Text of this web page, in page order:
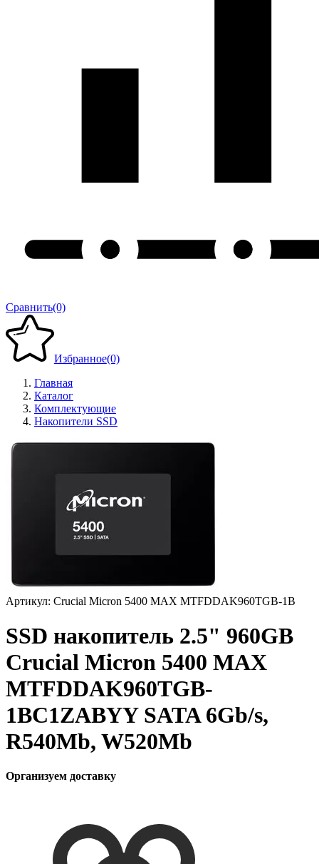
Сравнить(0)
Избранное(0)
Главная
Каталог
Комплектующие
Накопители SSD
Артикул: Crucial Micron 5400 MAX MTFDDAK960TGB-1B
SSD накопитель 2.5" 960GB
Crucial Micron 5400 MAX
MTFDDAK960TGB-
1BC1ZABYY SATA 6Gb/s,
R540Mb, W520Mb
Организуем доставку